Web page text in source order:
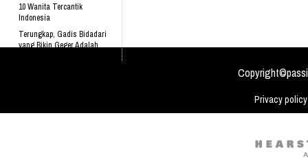
10 Wanita Tercantik
Indonesia
Terungkap, Gadis Bidadari
yang Bikin Geger Adalah
Privacy policy